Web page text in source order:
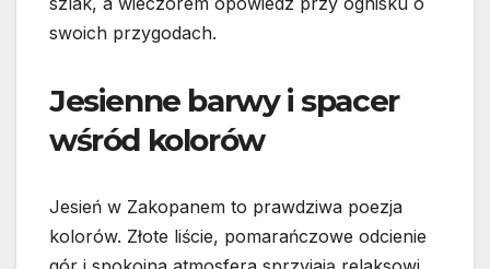
swoich przygodach.
Jesienne barwy i spacer
wśród kolorów
Jesień w Zakopanem to prawdziwa poezja
kolorów. Złote liście, pomarańczowe odcienie